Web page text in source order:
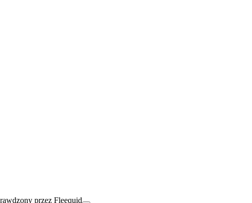
przez Fleequid